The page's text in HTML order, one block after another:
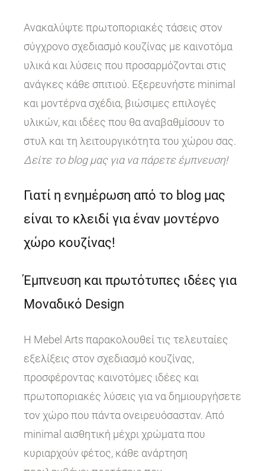
Ανακαλύψτε πρωτοποριακές τάσεις στον
σύγχρονο σχεδιασμό κουζίνας με καινοτόμα
υλικά και λύσεις που προσαρμόζονται στις
ανάγκες κάθε σπιτιού. Εξερευνήστε minimal
και μοντέρνα σχέδια, βιώσιμες επιλογές
υλικών, και ιδέες που θα αναβαθμίσουν το
στυλ και τη λειτουργικότητα του χώρου σας.
Δείτε το blog μας για να πάρετε έμπνευση!
Γιατί η ενημέρωση από το blog μας
είναι το κλειδί για έναν μοντέρνο
χώρο κουζίνας!
Έμπνευση και πρωτότυπες ιδέες για
Μοναδικό Design
Η Mebel Arts παρακολουθεί τις τελευταίες
εξελίξεις στον σχεδιασμό κουζίνας,
προσφέροντας καινοτόμες ιδέες και
πρωτοποριακές λύσεις για να δημιουργήσετε
τον χώρο που πάντα ονειρευόσασταν. Από
minimal αισθητική μέχρι χρώματα που
κυριαρχούν φέτος, κάθε ανάρτηση